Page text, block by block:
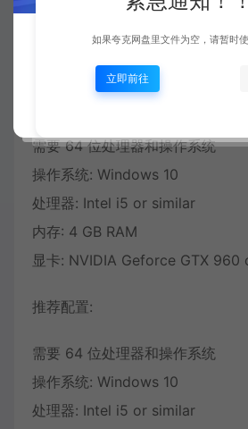
需要 64 位处理器和操作系统
操作系统: Windows 10
处理器: Intel i5 or similar
内存: 4 GB RAM
显卡: NVIDIA Geforce GTX 960
推荐配置:
需要 64 位处理器和操作系统
操作系统: Windows 10
处理器: Intel i5 or similar
如果夸克网盘里文件为空，请暂时使
立即前往